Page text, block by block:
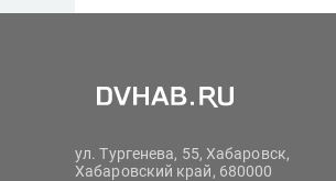
ул. Тургенева, 55, Хабаровск,
Хабаровский край, 680000